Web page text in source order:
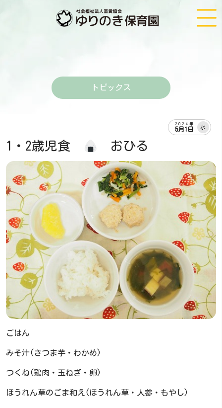
トピックス
2024年
5月1日 水
1・2歳児食 おひる
ごはん
みそ汁(さつま芋・わかめ)
つくね(鶏肉・玉ねぎ・卵)
ほうれん草のごま和え(ほうれん草・人参・もやし)